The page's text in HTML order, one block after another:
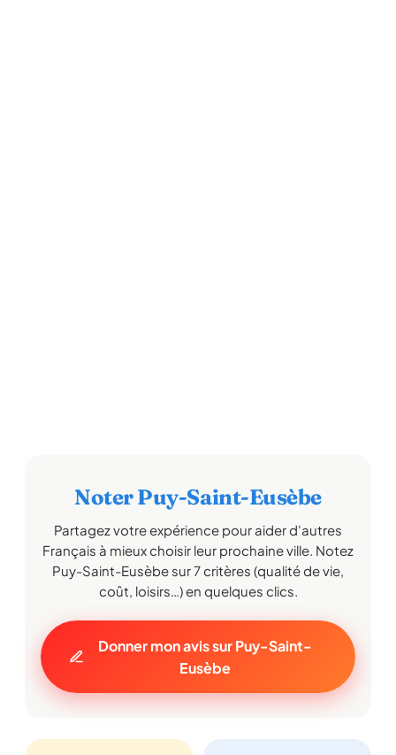
Noter Puy-Saint-Eusèbe
Partagez votre expérience pour aider d'autres
Français à mieux choisir leur prochaine ville. Notez
Puy-Saint-Eusèbe sur 7 critères (qualité de vie,
coût, loisirs…) en quelques clics.
Donner mon avis sur Puy-Saint-
Eusèbe